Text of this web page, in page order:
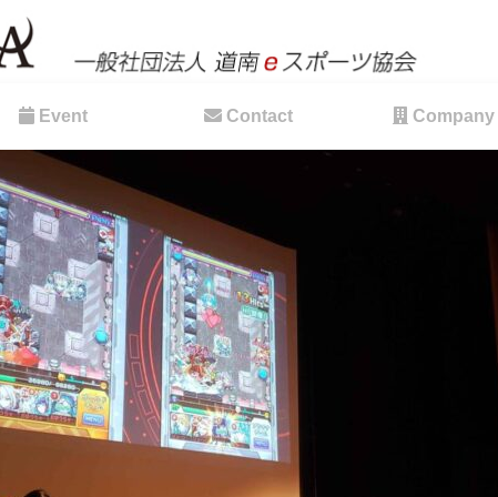
Event Contact Company